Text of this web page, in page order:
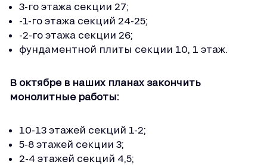
3-го этажа секции 27;
-1-го этажа секций 24-25;
-2-го этажа секции 26;
фундаментной плиты секции 10, 1 этаж.
В октябре в наших планах закончить
монолитные работы:
10-13 этажей секций 1-2;
5-8 этажей секции 3;
2-4 этажей секций 4,5;